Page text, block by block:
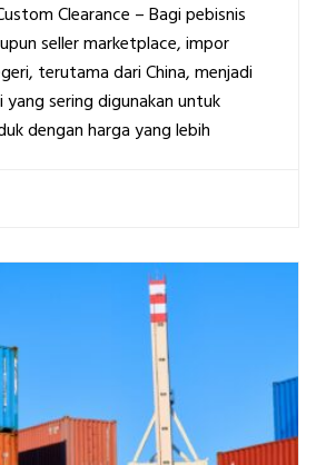
Clearance – Bagi pebisnis
seller marketplace, impor
terutama dari China, menjadi
sering digunakan untuk
dengan harga yang lebih